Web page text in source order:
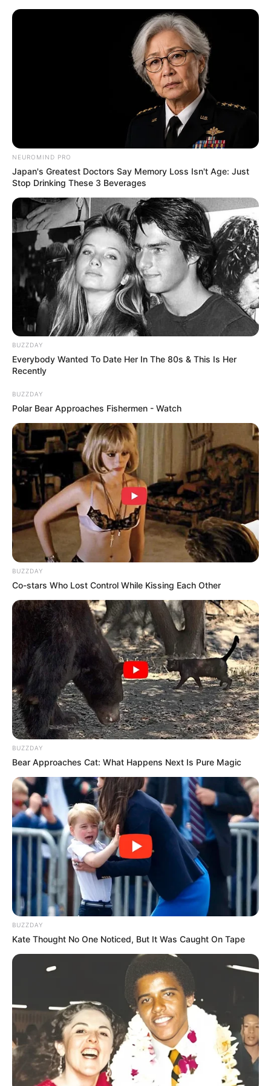
Liane V
0
fans love
VOTE
Tanggal Lahir:
22 Agustus 1986 California Amerika Serikat
Umur:
39 Tahun
Profesi:
Model,Penyanyi
Dari kecil, Liane V sudah tertarik dengan dunia hiburan. Ia gemar
mengikuti kompetisi senam, pemandu sorak hingga bola basket.
Selain itu, ia juga mengikut kelas balet, menyanyi dan akring.
NEUROMIND PRO
Japan's Greatest Doctors Say Memory Loss Isn't Age: Just
Stop Drinking These 3 Beverages
BUZZDAY
Everybody Wanted To Date Her In The 80s & This Is Her
Recently
BUZZDAY
Polar Bear Approaches Fishermen - Watch
BUZZDAY
Co-stars Who Lost Control While Kissing Each Other
BUZZDAY
Bear Approaches Cat: What Happens Next Is Pure Magic
BUZZDAY
Kate Thought No One Noticed, But It Was Caught On Tape